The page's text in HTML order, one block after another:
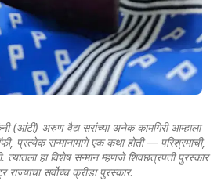
(आंटी) अरुण वैद्य सरांच्या अनेक कामगिरी आम्हाला
प्रत्येक सन्मानामागे एक कथा होती — परिश्रमाची,
त्यातला हा विशेष सन्मान म्हणजे शिवछत्रपती पुरस्कार
राज्याचा सर्वोच्च क्रीडा पुरस्कार.